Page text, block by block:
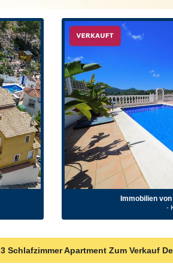
Immobilien
-
3 Schlafzimmer Apartment Zum Verkauf